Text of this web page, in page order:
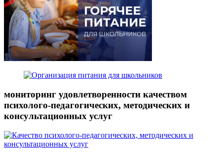
мониторинг удовлетворенности качеством
психолого-педагогических, методических и
консультационных услуг